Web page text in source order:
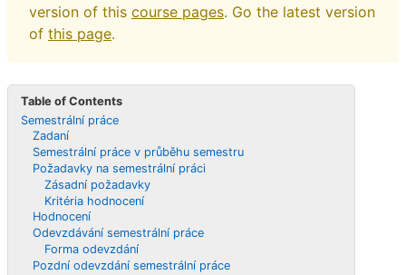
version of this course pages. Go the latest version
of this page.
Table of Contents
Semestrální práce
Zadaní
Semestrální práce v průběhu semestru
Požadavky na semestrální práci
Zásadní požadavky
Kritéria hodnocení
Hodnocení
Odevzdávání semestrální práce
Forma odevzdání
Pozdní odevzdání semestrální práce